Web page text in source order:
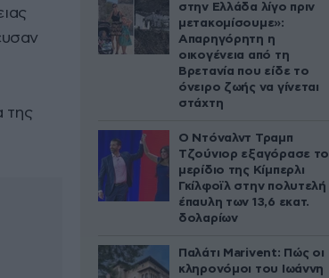
της
στην Ελλάδα λίγο πριν
μετακομίσουμε»:
Απαρηγόρητη η
οικογένεια από τη
Βρετανία που είδε το
όνειρο ζωής να γίνεται
στάχτη
Ο Ντόναλντ Τραμπ
Τζούνιορ εξαγόρασε το
μερίδιο της Κίμπερλι
Γκίλφοϊλ στην πολυτελή
έπαυλη των 13,6 εκατ.
δολαρίων
Παλάτι Marivent: Πώς οι
κληρονόμοι του Ιωάννη